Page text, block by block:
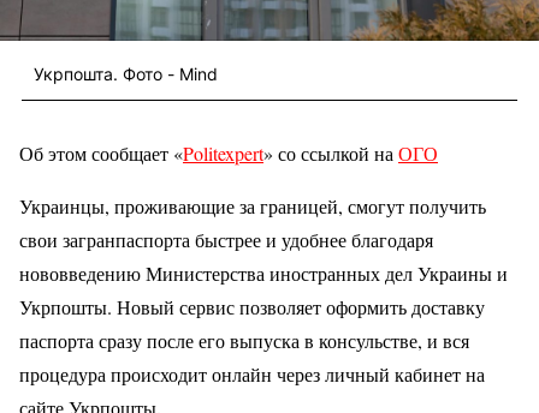
Укрпошта. Фото - Mind
Об этом сообщает «Politexpert» со ссылкой на ОГО
Украинцы, проживающие за границей, смогут получить
свои загранпаспорта быстрее и удобнее благодаря
нововведению Министерства иностранных дел Украины и
Укрпошты. Новый сервис позволяет оформить доставку
паспорта сразу после его выпуска в консульстве, и вся
процедура происходит онлайн через личный кабинет на
сайте Укрпошты.